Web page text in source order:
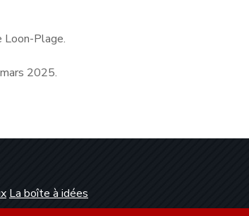
Loon-Plage.
2025.
La boîte à idées